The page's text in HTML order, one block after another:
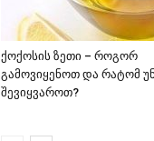
ქოქოსის ზეთი – როგორ
გამოვიყენოთ და რატომ
შევიყვაროთ?